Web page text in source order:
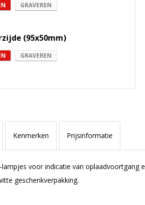
GRAVEREN
(95x50mm)
GRAVEREN
Kenmerken Prijsinformatie
voor indicatie van oplaadvoortgang
geschenkverpakking.